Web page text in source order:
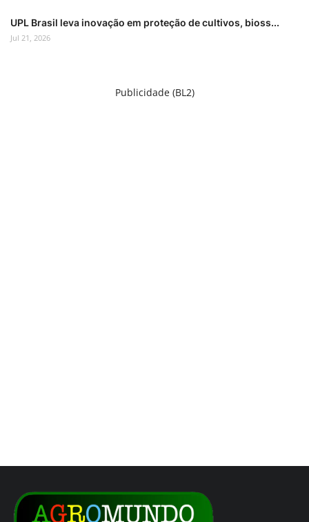
UPL Brasil leva inovação em proteção de cultivos, bioss...
Jul 21, 2026
Publicidade (BL2)